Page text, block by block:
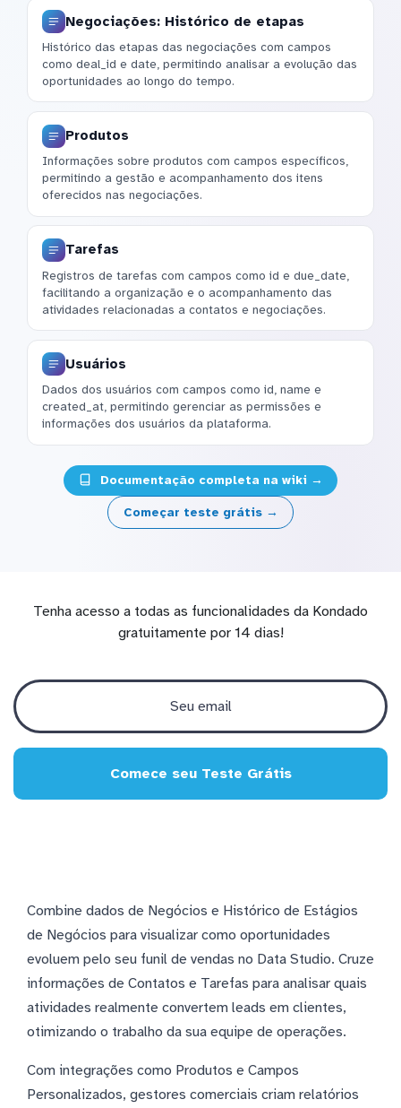
Negociações: Histórico de etapas
Histórico das etapas das negociações com campos
como deal_id e date, permitindo analisar a evolução das
oportunidades ao longo do tempo.
Produtos
Informações sobre produtos com campos específicos,
permitindo a gestão e acompanhamento dos itens
oferecidos nas negociações.
Tarefas
Registros de tarefas com campos como id e due_date,
facilitando a organização e o acompanhamento das
atividades relacionadas a contatos e negociações.
Usuários
Dados dos usuários com campos como id, name e
created_at, permitindo gerenciar as permissões e
informações dos usuários da plataforma.
Documentação completa na wiki →
Começar teste grátis →
Tenha acesso a todas as funcionalidades da Kondado
gratuitamente por 14 dias!
Comece seu Teste Grátis
Combine dados de Negócios e Histórico de Estágios
de Negócios para visualizar como oportunidades
evoluem pelo seu funil de vendas no Data Studio. Cruze
informações de Contatos e Tarefas para analisar quais
atividades realmente convertem leads em clientes,
otimizando o trabalho da sua equipe de operações.
Com integrações como Produtos e Campos
Personalizados, gestores comerciais criam relatórios